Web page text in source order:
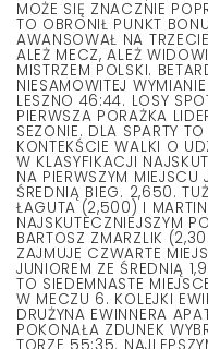
MOŻE SIĘ ZNACZNIE
TO OBRONIŁ PUNKT
AWANSOWAŁ NA
ALEŻ MECZ, ALEŻ
MISTRZEM POLSKI.
NIESAMOWITEJ
LESZNO 46:44. LOSY
PIERWSZA PORAŻKA
SEZONIE. DLA SPARTY
KONTEKŚCIE WALKI O
W KLASYFIKACJI
NA PIERWSZYM MIEJSCU
ŚREDNIĄ BIEG. 2,650.
ŁAGUTA (2,500) I
NAJSKUTECZNIEJSZYM
BARTOSZ ZMARZLIK
ZAJMUJE CZWARTE
JUNIOREM ZE ŚREDNIĄ
TO SIEDEMNASTE
W MECZU 6. KOLEJKI
DRUŻYNA EWINNERA
POKONAŁA ZDUNEK